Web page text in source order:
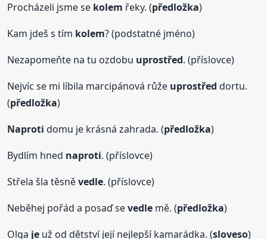
Procházeli jsme se kolem řeky. (předložka)
Kam jdeš s tím kolem? (podstatné jméno)
Nezapomeňte na tu ozdobu uprostřed. (příslovce)
Nejvíc se mi líbila marcipánová růže uprostřed dortu.
(předložka)
Naproti domu je krásná zahrada. (předložka)
Bydlím hned naproti. (příslovce)
Střela šla těsněvedle. (příslovce)
Neběhej pořád a posaď sevedle mě. (předložka)
Olga je už od dětství její nejlepší kamarádka. (sloveso)